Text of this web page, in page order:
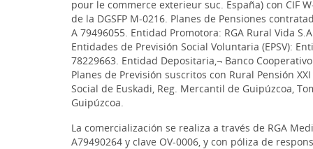
pour le commerce exterieur suc. España) con CIF
de la DGSFP M-0216. Planes de Pensiones
A 79496055. Entidad Promotora: RGA Rural Vida
Entidades de Previsión Social Voluntaria (EPSV):
78229663. Entidad Depositaria,¬ Banco
Planes de Previsión suscritos con Rural Pensión
Social de Euskadi, Reg. Mercantil de Guipúzcoa,
Guipúzcoa.
La comercialización se realiza a través de RGA
A79490264 y clave OV-0006, y con póliza de